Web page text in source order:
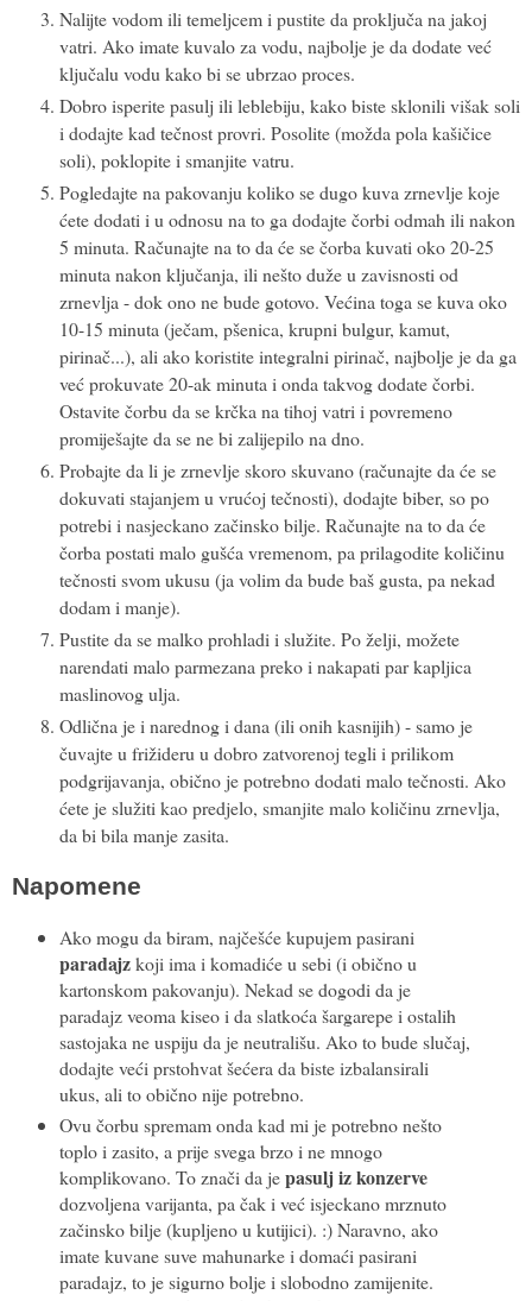
Nalijte vodom ili temeljcem i pustite da proključa na jakoj
vatri. Ako imate kuvalo za vodu, najbolje je da dodate već
ključalu vodu kako bi se ubrzao proces.
Dobro isperite pasulj ili leblebiju, kako biste sklonili višak soli
i dodajte kad tečnost provri. Posolite (možda pola kašičice
soli), poklopite i smanjite vatru.
Pogledajte na pakovanju koliko se dugo kuva zrnevlje koje
ćete dodati i u odnosu na to ga dodajte čorbi odmah ili nakon
5 minuta. Računajte na to da će se čorba kuvati oko 20-25
minuta nakon ključanja, ili nešto duže u zavisnosti od
zrnevlja - dok ono ne bude gotovo. Većina toga se kuva oko
10-15 minuta (ječam, pšenica, krupni bulgur, kamut,
pirinač...), ali ako koristite integralni pirinač, najbolje je da ga
već prokuvate 20-ak minuta i onda takvog dodate čorbi.
Ostavite čorbu da se krčka na tihoj vatri i povremeno
promiješajte da se ne bi zalijepilo na dno.
Probajte da li je zrnevlje skoro skuvano (računajte da će se
dokuvati stajanjem u vrućoj tečnosti), dodajte biber, so po
potrebi i nasjeckano začinsko bilje. Računajte na to da će
čorba postati malo gušća vremenom, pa prilagodite količinu
tečnosti svom ukusu (ja volim da bude baš gusta, pa nekad
dodam i manje).
Pustite da se malko prohladi i služite. Po želji, možete
narendati malo parmezana preko i nakapati par kapljica
maslinovog ulja.
Odlična je i narednog i dana (ili onih kasnijih) - samo je
čuvajte u frižideru u dobro zatvorenoj tegli i prilikom
podgrijavanja, obično je potrebno dodati malo tečnosti. Ako
ćete je služiti kao predjelo, smanjite malo količinu zrnevlja,
da bi bila manje zasita.
Napomene
Ako mogu da biram, najčešće kupujem pasirani
paradajzkoji ima i komadiće u sebi (i obično u
kartonskom pakovanju). Nekad se dogodi da je
paradajz veoma kiseo i da slatkoća šargarepe i ostalih
sastojaka ne uspiju da je neutrališu. Ako to bude slučaj,
dodajte veći prstohvat šećera da biste izbalansirali
ukus, ali to obično nije potrebno.
Ovu čorbu spremam onda kad mi je potrebno nešto
toplo i zasito, a prije svega brzo i ne mnogo
komplikovano. To znači da jepasulj iz konzerve
dozvoljena varijanta, pa čak i već isjeckano mrznuto
začinsko bilje (kupljeno u kutijici). :) Naravno, ako
imate kuvane suve mahunarke i domaći pasirani
paradajz, to je sigurno bolje i slobodno zamijenite.